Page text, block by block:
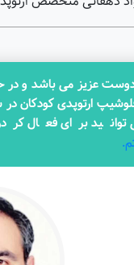
عزیز می باشد و در
ارتوپدی کودکان
برای فعال